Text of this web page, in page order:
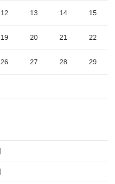
12 13 14 15
19 20 21 22
26 27 28 29